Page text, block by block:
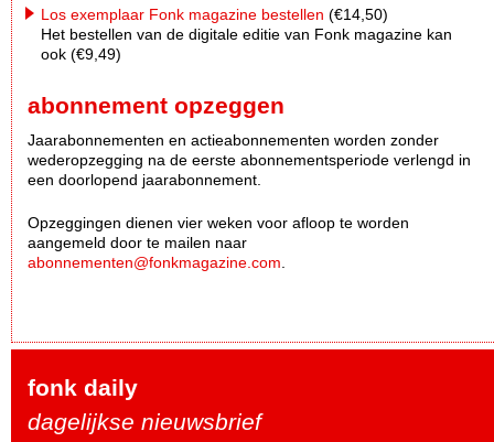
Los exemplaar Fonk magazine bestellen (€14,50)
Het bestellen van de digitale editie van Fonk magazine kan
ook (€9,49)
abonnement opzeggen
Jaarabonnementen en actieabonnementen worden zonder
wederopzegging na de eerste abonnementsperiode verlengd in
een doorlopend jaarabonnement.
Opzeggingen dienen vier weken voor afloop te worden
aangemeld door te mailen naar
abonnementen@fonkmagazine.com
fonk daily
dagelijkse nieuwsbrief